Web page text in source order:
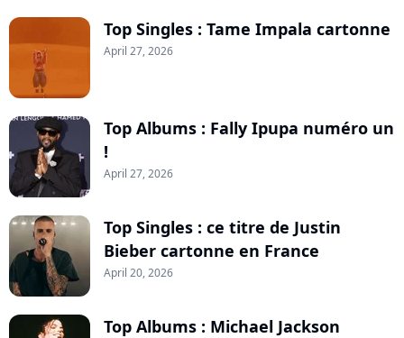
Top Singles : Tame Impala cartonne
April 27, 2026
Top Albums : Fally Ipupa numéro un
!
April 27, 2026
Top Singles : ce titre de Justin
Bieber cartonne en France
April 20, 2026
Top Albums : Michael Jackson